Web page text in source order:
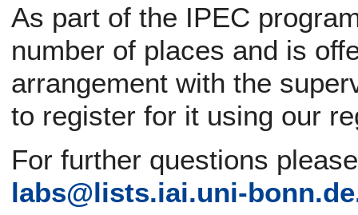
As part of the IPEC
number of places and is
arrangement with the
to register for it using our
For further questions
labs@lists.iai.uni-